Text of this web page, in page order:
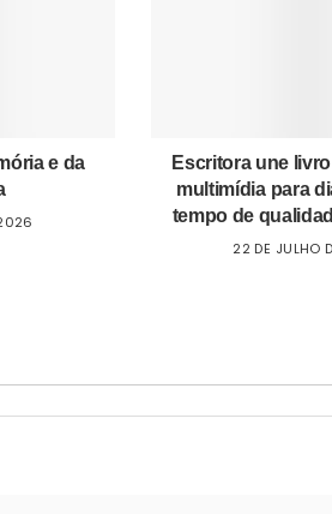
e da
Escritora une
multimídia para
tempo de
22 DE JULHO